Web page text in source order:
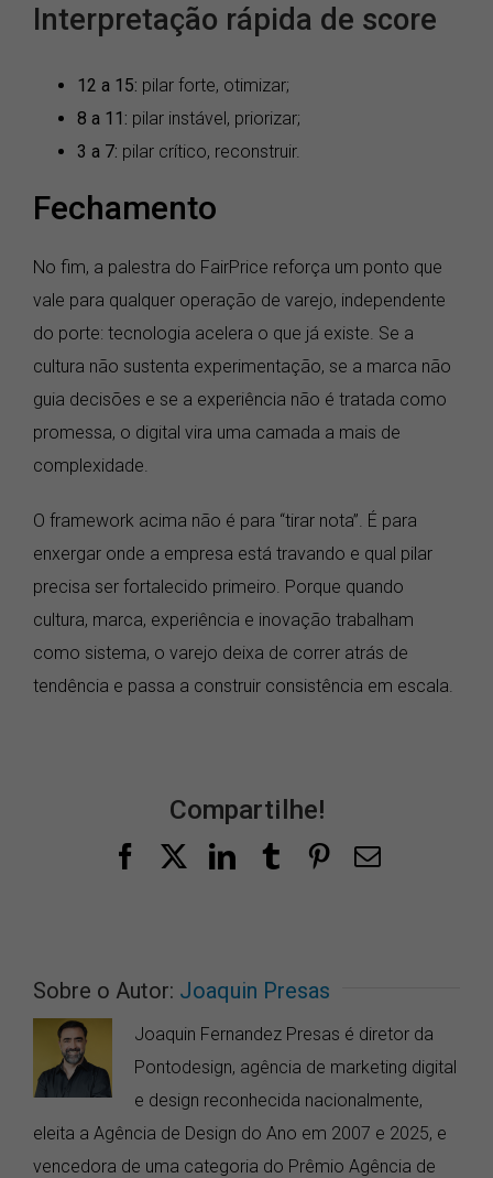
Interpretação rápida de score
12 a 15: pilar forte, otimizar;
8 a 11: pilar instável, priorizar;
3 a 7: pilar crítico, reconstruir.
Fechamento
No fim, a palestra do FairPrice reforça um ponto que
vale para qualquer operação de varejo, independente
do porte: tecnologia acelera o que já existe. Se a
cultura não sustenta experimentação, se a marca não
guia decisões e se a experiência não é tratada como
promessa, o digital vira uma camada a mais de
complexidade.
O framework acima não é para “tirar nota”. É para
enxergar onde a empresa está travando e qual pilar
precisa ser fortalecido primeiro. Porque quando
cultura, marca, experiência e inovação trabalham
como sistema, o varejo deixa de correr atrás de
tendência e passa a construir consistência em escala.
Compartilhe!
FacebookLinkedInTumblrPinterest
E-
Sobre o Autor: Joaquin Presas
Joaquin Fernandez Presas é diretor da
Pontodesign, agência de marketing digital
e design reconhecida nacionalmente,
eleita a Agência de Design do Ano em 2007 e 2025, e
vencedora de uma categoria do Prêmio Agência de